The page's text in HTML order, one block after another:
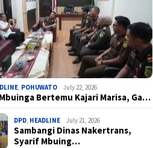
, POHUWATO July 22, 2026
Bertemu Kajari Marisa, Ga…
DPD, HEADLINE July 21, 2026
Sambangi Dinas Nakertrans,
Syarif Mbuing…